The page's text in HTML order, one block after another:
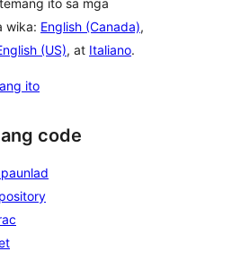
ito sa mga
wika: English (Canada),
(US), at Italiano.
ito
code